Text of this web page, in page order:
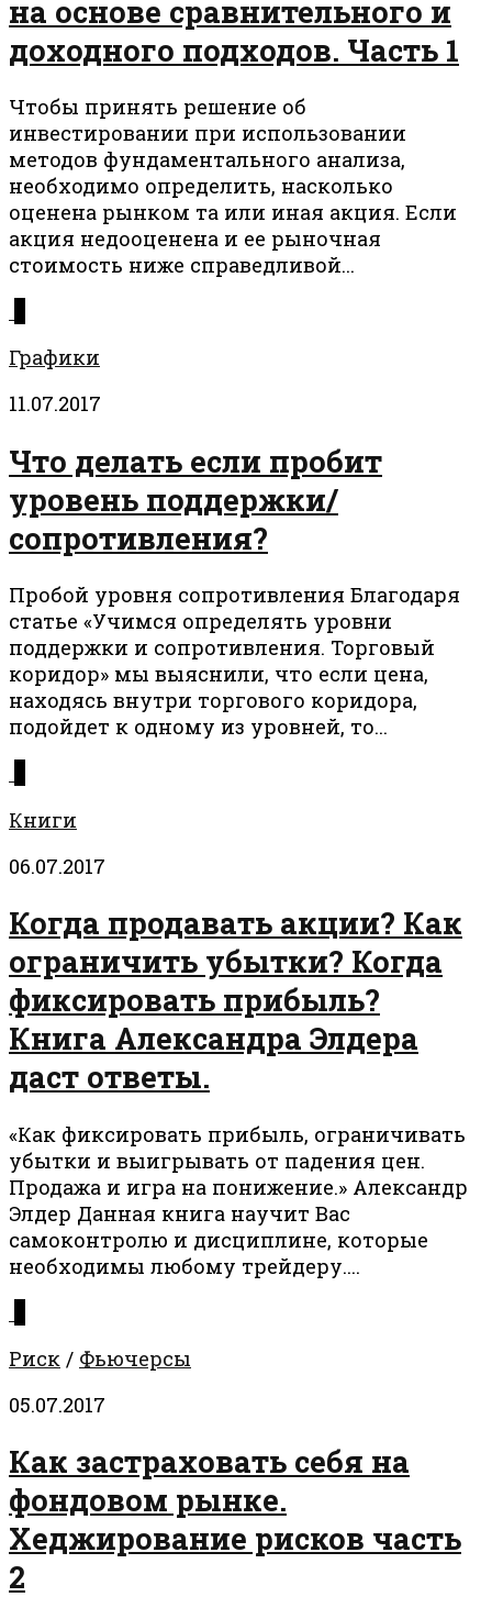
на основе сравнительного и
доходного подходов. Часть 1
Чтобы принять решение об
инвестировании при использовании
методов фундаментального анализа,
необходимо определить, насколько
оценена рынком та или иная акция. Если
акция недооценена и ее рыночная
стоимость ниже справедливой...
Графики
11.07.2017
Что делать если пробит
уровень поддержки/
сопротивления?
Пробой уровня сопротивления Благодаря
статье «Учимся определять уровни
поддержки и сопротивления. Торговый
коридор» мы выяснили, что если цена,
находясь внутри торгового коридора,
подойдет к одному из уровней, то...
Книги
06.07.2017
Когда продавать акции? Как
ограничить убытки? Когда
фиксировать прибыль?
Книга Александра Элдера
даст ответы.
«Как фиксировать прибыль, ограничивать
убытки и выигрывать от падения цен.
Продажа и игра на понижение.» Александр
Элдер Данная книга научит Вас
самоконтролю и дисциплине, которые
необходимы любому трейдеру....
Риск / Фьючерсы
05.07.2017
Как застраховать себя на
фондовом рынке.
Хеджирование рисков часть
2